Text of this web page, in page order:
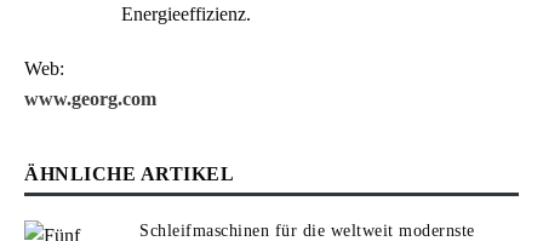
Energieeffizienz.
Web:
www.georg.com
ÄHNLICHE ARTIKEL
Schleifmaschinen für die weltweit modernste